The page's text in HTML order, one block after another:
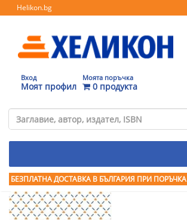
Helikon.bg
Вход
Моят профил
Моята поръчка
0 продукта
БЕЗПЛАТНА ДОСТАВКА В БЪЛГАРИЯ ПРИ ПОРЪЧКА